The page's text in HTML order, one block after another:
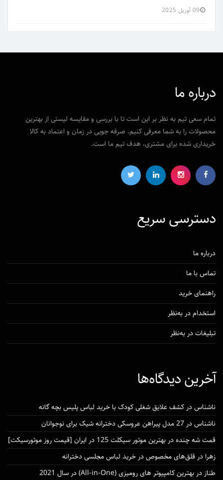
09 آوریل 2025
درباره ما
تمام سعی تیم به نظر بر این است تا با بررسی و مقایسه لیستی از بهترین
محصولات را به شما معرفی کنیم. صرفه جویی در زمان و اعتماد به کالا
خریداری شده برای مشتری، هدف تیم ما است.
دسترسی‌ سریع
درباره ما
تماس با ما
راهنمای خرید
استخدام در به‌نظر
تبلیغات در به‌نظر
آخرین دیدگاه‌ها
ناشناسدر کشف علایق شغلی کودک با خرید لباس پلیس بچه گانه
ناشناسدر 27 مدل پیراهن عروسکی دخترانه شیک برای نوجوانان
قمت شه چندهدر بهترین موتور سیکلت 125 در ایران [قیمت روز موتورسیکت]
زهرادر قلق‌های مخصوص در خرید لباس مجلسی دخترانه
طناز در بهترین کامپیوتر های رومیزی (All-in-One) در سال 2021